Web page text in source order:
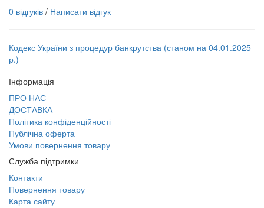
0 відгуків / Написати відгук
Кодекс України з процедур банкрутства (станом на 04.01.2025
р.)
Інформація
ПРО НАС
ДОСТАВКА
Політика конфіденційності
Публічна оферта
Умови повернення товару
Служба підтримки
Контакти
Повернення товару
Карта сайту